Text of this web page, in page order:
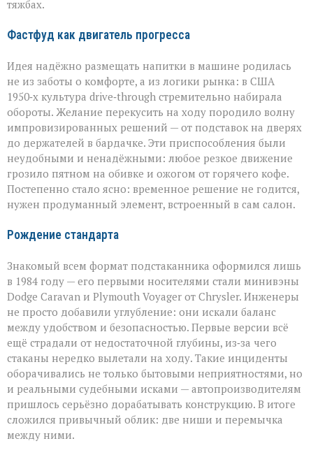
тяжбах.
Фастфуд как двигатель прогресса
Идея надёжно размещать напитки в машине родилась
не из заботы о комфорте, а из логики рынка: в США
1950‑х культура drive‑through стремительно набирала
обороты. Желание перекусить на ходу породило волну
импровизированных решений — от подставок на дверях
до держателей в бардачке. Эти приспособления были
неудобными и ненадёжными: любое резкое движение
грозило пятном на обивке и ожогом от горячего кофе.
Постепенно стало ясно: временное решение не годится,
нужен продуманный элемент, встроенный в сам салон.
Рождение стандарта
Знакомый всем формат подстаканника оформился лишь
в 1984 году — его первыми носителями стали минивэны
Dodge Caravan и Plymouth Voyager от Chrysler. Инженеры
не просто добавили углубление: они искали баланс
между удобством и безопасностью. Первые версии всё
ещё страдали от недостаточной глубины, из‑за чего
стаканы нередко вылетали на ходу. Такие инциденты
оборачивались не только бытовыми неприятностями, но
и реальными судебными исками — автопроизводителям
пришлось серьёзно дорабатывать конструкцию. В итоге
сложился привычный облик: две ниши и перемычка
между ними.